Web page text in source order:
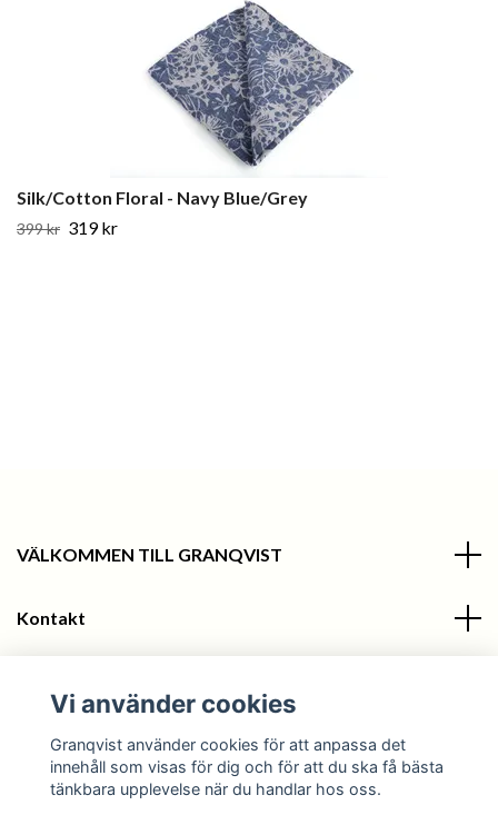
Silk/Cotton Floral - Navy Blue/Grey
399 kr 319 kr
VÄLKOMMEN TILL GRANQVIST
Kontakt
Sociala medier
Vi använder cookies
Granqvist använder cookies för att anpassa det
innehåll som visas för dig och för att du ska få bästa
tänkbara upplevelse när du handlar hos oss.